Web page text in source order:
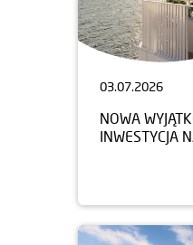
03.07.2026
NOWA
INWESTYCJA